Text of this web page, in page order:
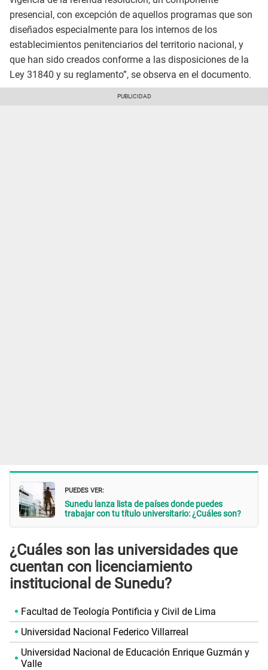
presencial, con excepción de aquellos programas que son
diseñados especialmente para los internos de los
establecimientos penitenciarios del territorio nacional, y
que han sido creados conforme a las disposiciones de la
Ley 31840 y su reglamento”, se observa en el documento.
PUEDES VER:
Sunedu lanza lista de países donde puedes
trabajar con tu título universitario: ¿Cuáles son?
¿Cuáles son las universidades que
cuentan con licenciamiento
institucional de Sunedu?
Facultad de Teología Pontificia y Civil de Lima
Universidad Nacional Federico Villarreal
Universidad Nacional de Educación Enrique Guzmán y
Valle